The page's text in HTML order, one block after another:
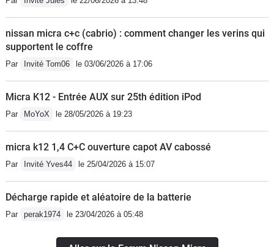
sembles se pleindre de la fiabilité de
la micra k14 au niveau des si lent
blocs et triangle et du service Renault
Nissan. La mienne n'a que 35000 kms
je l'ai acquise à 30000, et j'y fait
particulièrement attention, et pour
l'instant Ras, je laisserai un autre
commentaire dans le futur si je
rencontre ces problèmes... Mais il est
évident qu'en cas de problème,
Renault et Nissan ne sont pas les
meilleurs... En résumé si vous êtes
toujours là 😉:La micra 5 est une très
bonne berline compacte très agréable
impeccable. Trés peu de bruits de
nissan micra c+c (cabrio) : comment changer les verins qui
supportent le coffre
Par Invité Tom06 le 03/06/2026 à 17:06
Micra K12 - Entrée AUX sur 25th édition iPod
Par MoYoX le 28/05/2026 à 19:23
micra k12 1,4 C+C ouverture capot AV cabossé
Par Invité Yves44 le 25/04/2026 à 15:07
Décharge rapide et aléatoire de la batterie
Par perak1974 le 23/04/2026 à 05:48